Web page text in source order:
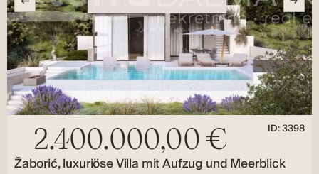
2.400.000,00 € ID: 3398
Žaborić, luxuriöse Villa mit Aufzug und Meerblick